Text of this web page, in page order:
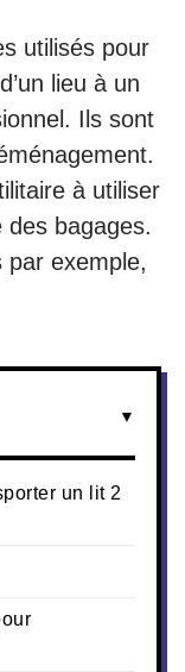
utilisés pour
lieu à un
Ils sont
à utiliser
des bagages.
par exemple,
un lit 2